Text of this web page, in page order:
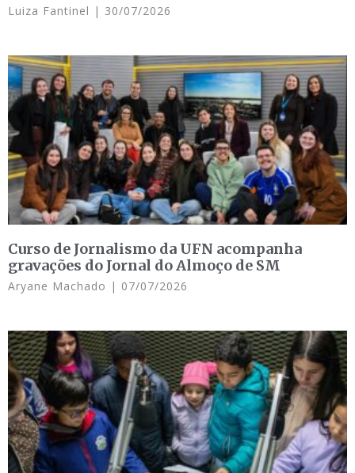
Luiza Fantinel 30/07/2026
Curso de Jornalismo da UFN acompanha
gravações do Jornal do Almoço de SM
Aryane Machado 07/07/2026